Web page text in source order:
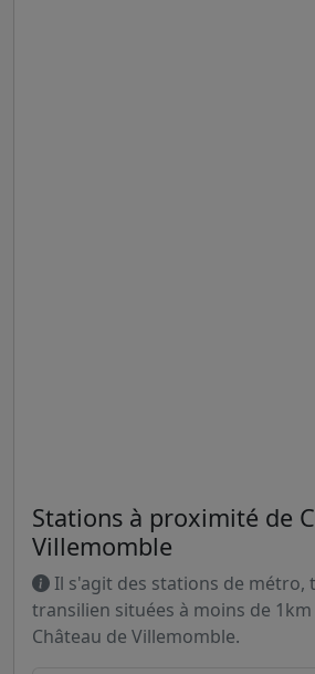
Stations à proximité de
Villemomble
Il s'agit des stations de métro,
transilien situées à moins de
Château de Villemomble.